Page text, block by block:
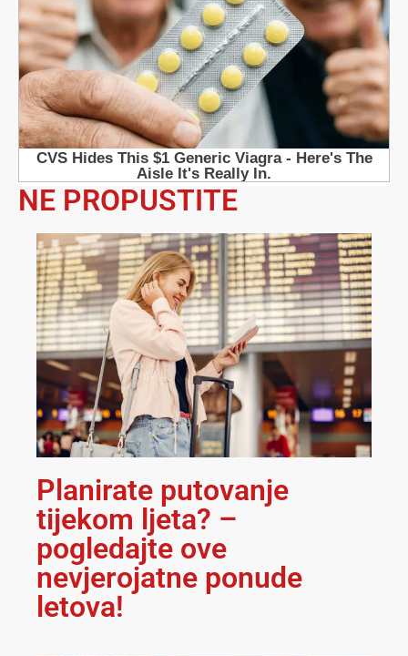
NE PROPUSTITE
Planirate putovanje
tijekom ljeta? –
pogledajte ove
nevjerojatne ponude
letova!